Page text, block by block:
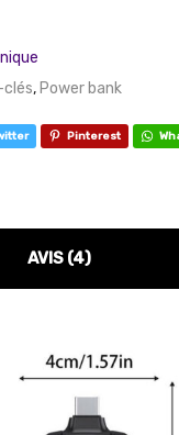
, Power bank
Pinterest
AVIS (4)